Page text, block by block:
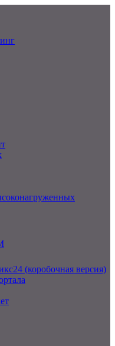
(коробочная версия)